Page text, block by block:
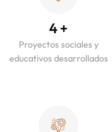
4+
Proyectos sociales y
educativos desarrollados